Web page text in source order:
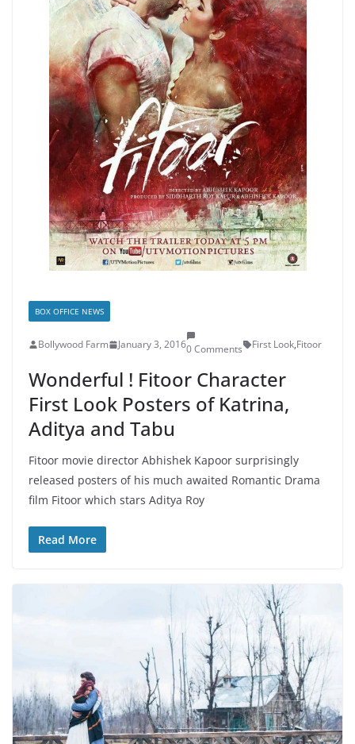
BOX OFFICE NEWS
Bollywood Farm January 3, 20160 Comments First Look,Fitoor
Wonderful ! Fitoor Character
First Look Posters of Katrina,
Aditya and Tabu
Fitoor movie director Abhishek Kapoor surprisingly
released posters of his much awaited Romantic Drama
film Fitoor which stars Aditya Roy
Read More